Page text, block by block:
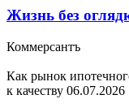
Жизнь без
Коммерсантъ
Как рынок
к качеству 06.07.2026